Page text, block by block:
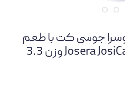
جوسی کت با طعم
اردک Josera JosiCat Crispy Duck وزن 3.3